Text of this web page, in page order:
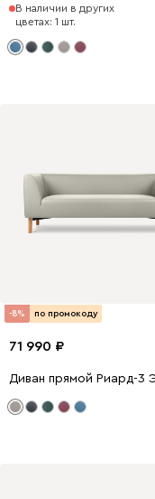
В наличии в других
цветах: 1 шт.
-8% по промокоду
71 990
Диван прямой Риард-3